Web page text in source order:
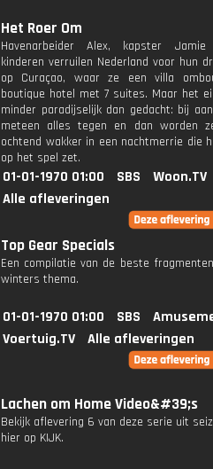
Het Roer Om
Havenarbeider Alex, kapster
kinderen verruilen Nederland voor hun
op Curaçao, waar ze een villa
boutique hotel met 7 suites. Maar het
minder paradijselijk dan gedacht: bij
meteen alles tegen en dan worden
ochtend wakker in een nachtmerrie die
op het spel zet.
01-01-1970 01:00 SBS
Woon.TV
Alle afleveringen
Top Gear Specials
Een compilatie van de beste
winters thema.
01-01-1970 01:00 SBS
Voertuig.TV
Alle afleveringen
Lachen om Home Video&#39;s
Bekijk aflevering 6 van deze serie uit
hier op KIJK.